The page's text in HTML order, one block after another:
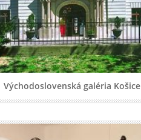
Východoslovenská galéria Košice